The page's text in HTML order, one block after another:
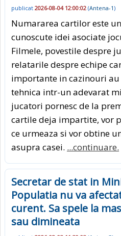
publicat 2026-08-04 12:00:02 (Antena-1)
Numararea cartilor este
cunoscute idei asociate
Filmele, povestile despre
relatarile despre echipe
importante in cazinouri
tehnica intr-un adevarat
jucatori pornesc de la
cartile deja impartite, vor
ce urmeaza si vor obtine
asupra casei. ...continuare.
Secretar de stat in
Populatia nu va
curent. Sa spele la
sau dimineata